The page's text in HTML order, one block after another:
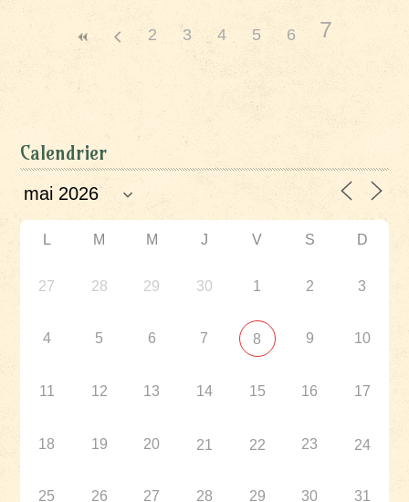
2 3 4 5 6 7
Calendrier
L M M J V S D
27 28 29 30 1 2 3
4 5 6 7 8 9 10
11 12 13 14 15 16 17
18 19 20 21 22 23 24
25 26 27 28 29 30 31